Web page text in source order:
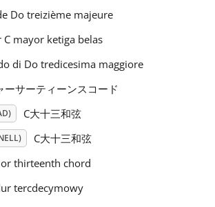
Do treizième majeure
C mayor ketiga belas
di Do tredicesima maggiore
ーサーティーンスコード
C大十三和弦
C大十三和弦
thirteenth chord
tercdecymowy